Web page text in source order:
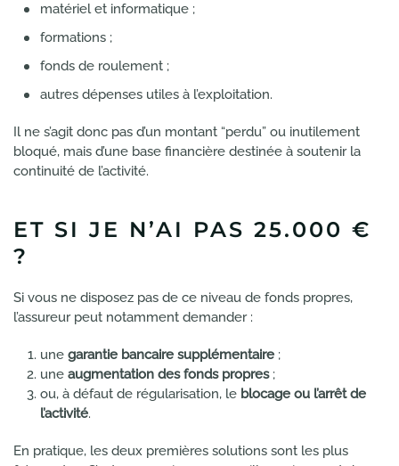
matériel et informatique ;
formations ;
fonds de roulement ;
autres dépenses utiles à l’exploitation.
Il ne s’agit donc pas d’un montant “perdu” ou inutilement
bloqué, mais d’une base financière destinée à soutenir la
continuité de l’activité.
ET SI JE N’AI PAS 25.000 €
?
Si vous ne disposez pas de ce niveau de fonds propres,
l’assureur peut notamment demander :
une garantie bancaire supplémentaire ;
une augmentation des fonds propres;
ou, à défaut de régularisation, le blocage ou l’arrêt de
l’activité.
En pratique, les deux premières solutions sont les plus